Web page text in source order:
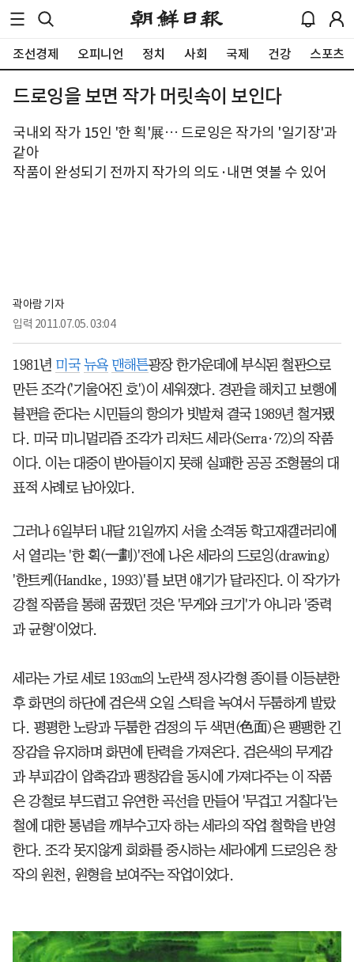
조선경제 오피니언 정치 사회 국제 건강 스포츠
드로잉을 보면 작가 머릿속이 보인다
국내외 작가 15인 '한 획'展… 드로잉은 작가의 '일기장'과
같아
작품이 완성되기 전까지 작가의 의도·내면 엿볼 수 있어
곽아람 기자
입력 2011.07.05. 03:04
1981년 미국 뉴욕 맨해튼광장 한가운데에 부식된 철판으로
만든 조각('기울어진 호')이 세워졌다. 경관을 해치고 보행에
불편을 준다는 시민들의 항의가 빗발쳐 결국 1989년 철거됐
다. 미국 미니멀리즘 조각가 리처드 세라(Serra·72)의 작품
이다. 이는 대중이 받아들이지 못해 실패한 공공 조형물의 대
표적 사례로 남아있다.
그러나 6일부터 내달 21일까지 서울 소격동 학고재갤러리에
서 열리는 '한 획(一劃)'전에 나온 세라의 드로잉(drawing)
'한트케(Handke, 1993)'를 보면 얘기가 달라진다. 이 작가가
강철 작품을 통해 꿈꿨던 것은 '무게와 크기'가 아니라 '중력
과 균형'이었다.
세라는 가로 세로 193㎝의 노란색 정사각형 종이를 이등분한
후 화면의 하단에 검은색 오일 스틱을 녹여서 두툼하게 발랐
다. 평평한 노랑과 두툼한 검정의 두 색면(色面)은 팽팽한 긴
장감을 유지하며 화면에 탄력을 가져온다. 검은색의 무게감
과 부피감이 압축감과 팽창감을 동시에 가져다주는 이 작품
은 강철로 부드럽고 유연한 곡선을 만들어 '무겁고 거칠다'는
철에 대한 통념을 깨부수고자 하는 세라의 작업 철학을 반영
한다. 조각 못지않게 회화를 중시하는 세라에게 드로잉은 창
작의 원천, 원형을 보여주는 작업이었다.